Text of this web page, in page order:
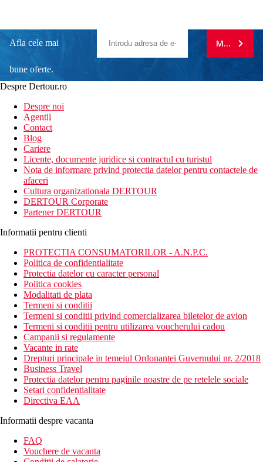
Afla cele mai
bune oferte.
newsletter!
MA
Despre Dertour.ro
Despre noi
Agentii
Contact
Blog
Cariere
Licente, documente juridice si contractul cu turistul
Nota de informare privind protectia datelor pentru contactele de
afaceri
Cultura organizationala DERTOUR
DERTOUR Corporate
Partener DERTOUR
Informatii pentru clienti
PROTECTIA CONSUMATORILOR - A.N.P.C.
Politica de confidentialitate
Protectia datelor cu caracter personal
Politica cookies
Modalitati de plata
Termeni si conditii
Termeni si conditii privind comercializarea biletelor de avion
Termeni si conditii pentru utilizarea voucherului cadou
Campanii si regulamente
Vacante in rate
Drepturi principale in temeiul Ordonantei Guvernului nr. 2/2018
Business Travel
Protectia datelor pentru paginile noastre de pe retelele sociale
Setari confidentialitate
Directiva EAA
Informatii despre vacanta
FAQ
Vouchere de vacanta